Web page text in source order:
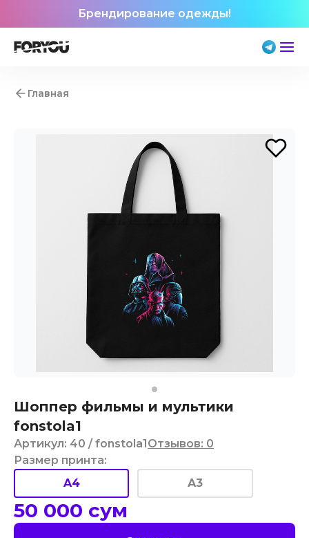
Брендирование одежды!
Главная
Шоппер фильмы и мультики
fonstola1
Артикул: 40 / fonstola1Отзывов: 0
Размер принта:
A4
A3
50 000 сум